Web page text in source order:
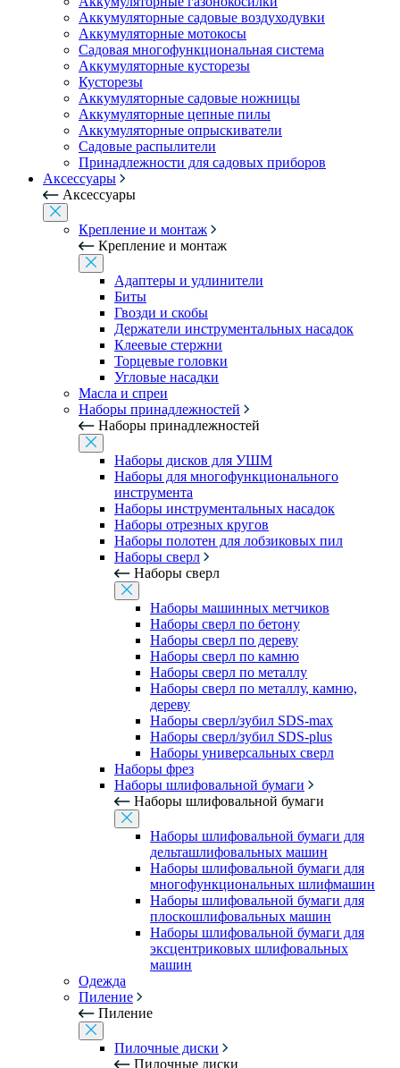
Аккумуляторные садовые воздуходувки
Аккумуляторные мотокосы
Садовая многофункциональная система
Аккумуляторные кусторезы
Кусторезы
Аккумуляторные садовые ножницы
Аккумуляторные цепные пилы
Аккумуляторные опрыскиватели
Садовые распылители
Принадлежности для садовых приборов
Аксессуары
Аксессуары
Крепление и монтаж
Крепление и монтаж
Адаптеры и удлинители
Биты
Гвозди и скобы
Держатели инструментальных насадок
Клеевые стержни
Торцевые головки
Угловые насадки
Масла и спреи
Наборы принадлежностей
Наборы принадлежностей
Наборы дисков для УШМ
Наборы для многофункционального
инструмента
Наборы инструментальных насадок
Наборы отрезных кругов
Наборы полотен для лобзиковых пил
Наборы сверл
Наборы сверл
Наборы машинных метчиков
Наборы сверл по бетону
Наборы сверл по дереву
Наборы сверл по камню
Наборы сверл по металлу
Наборы сверл по металлу, камню,
дереву
Наборы сверл/зубил SDS-max
Наборы сверл/зубил SDS-plus
Наборы универсальных сверл
Наборы фрез
Наборы шлифовальной бумаги
Наборы шлифовальной бумаги
Наборы шлифовальной бумаги для
дельташлифовальных машин
Наборы шлифовальной бумаги для
многофункциональных шлифмашин
Наборы шлифовальной бумаги для
плоскошлифовальных машин
Наборы шлифовальной бумаги для
эксцентриковых шлифовальных
машин
Одежда
Пиление
Пиление
Пилочные диски
Пилочные диски